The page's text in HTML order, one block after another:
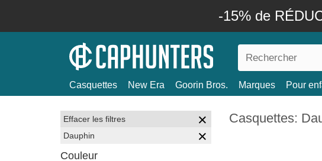
-15% de
Casquettes New Era Goorin Bros. Marques Pour
Effacer les filtres
Dauphin
Couleur
Casquettes: